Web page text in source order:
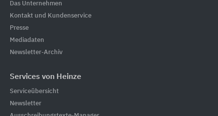
Das Unternehmen
Kontakt und Kundenservice
Presse
Mediadaten
Newsletter-Archiv
Services von Heinze
Serviceübersicht
Newsletter